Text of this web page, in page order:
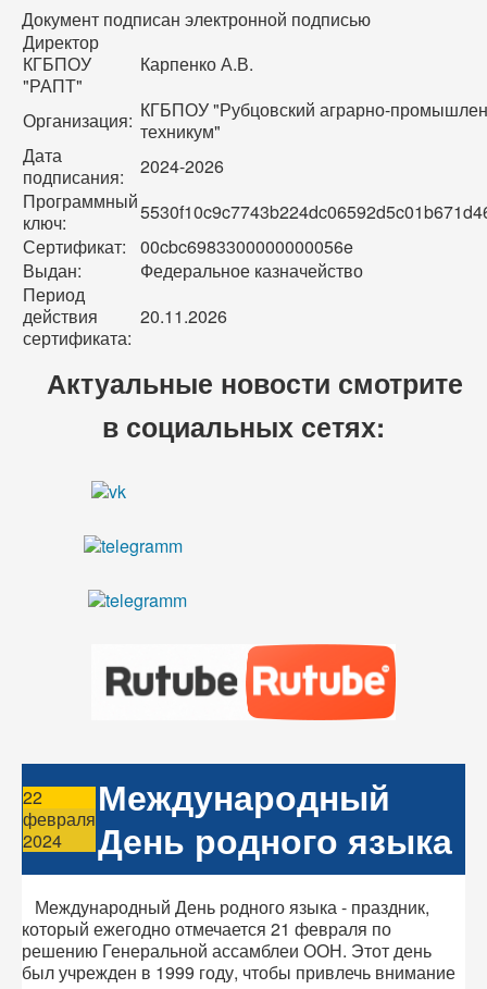
Документ подписан электронной подписью
Директор
КГБПОУ
"РАПТ"
Карпенко А.В.
Организация: КГБПОУ "Рубцовский аграрно-
техникум"
Дата
подписания:
2024-2026
Программный
ключ:
Сертификат:
00cbc6983300000000056e
Выдан:
Федеральное казначейство
Период
действия
сертификата:
20.11.2026
Актуальные новости смотрите
в социальных сетях:
22
февраля
2024
Международный
День родного языка
Международный День родного языка - праздник,
который ежегодно отмечается 21 февраля по
решению Генеральной ассамблеи ООН. Этот день
был учрежден в 1999 году, чтобы привлечь внимание